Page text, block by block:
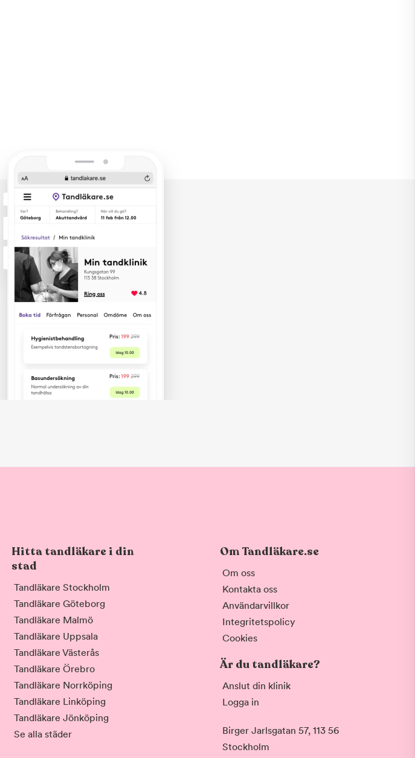
Hitta tandläkare i din
stad
Tandläkare Stockholm
Tandläkare Göteborg
Tandläkare Malmö
Tandläkare Uppsala
Tandläkare Västerås
Tandläkare Örebro
Tandläkare Norrköping
Tandläkare Linköping
Tandläkare Jönköping
Se alla städer
Om Tandläkare.se
Om oss
Kontakta oss
Användarvillkor
Integritetspolicy
Cookies
Är du tandläkare?
Anslut din klinik
Logga in
Birger Jarlsgatan 57, 113 56
Stockholm